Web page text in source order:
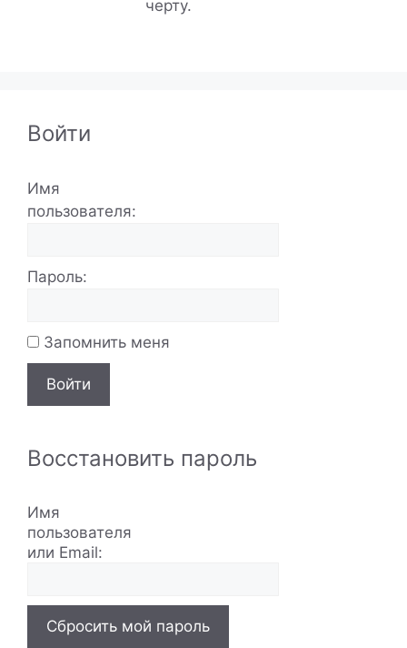
черту.
Войти
Имя
пользователя:
Пароль:
Запомнить меня
Войти
Восстановить пароль
Имя
пользователя
или Email:
Сбросить мой пароль